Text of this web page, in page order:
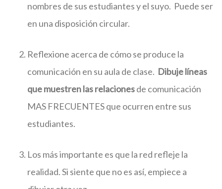
nombres de sus estudiantes y el suyo. Puede ser
en una disposición circular.
Reflexione acerca de cómo se produce la
comunicación en su aula de clase. Dibuje líneas
que muestren las relacionesde comunicación
MAS FRECUENTES que ocurren entre sus
estudiantes.
Los más importante es que la red refleje la
realidad. Si siente que no es así, empiece a